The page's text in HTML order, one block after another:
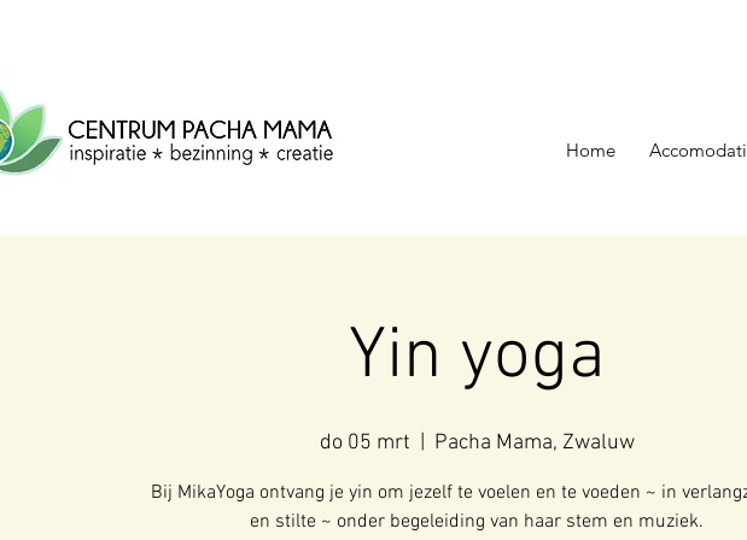
Centrum voor inspiratie, bezinning &
creatie.
Home
Yin yoga
do 05 mrt Pacha Mama, Zwaluw
Bij MikaYoga ontvang je yin om jezelf te voelen en te voeden ~ in
en stilte ~ onder begeleiding van haar stem en muziek.